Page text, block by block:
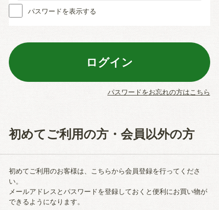
パスワードを表示する
パスワードをお忘れの方はこちら
初めてご利用の方・会員以外の方
初めてご利用のお客様は、こちらから会員登録を行ってくださ
い。
メールアドレスとパスワードを登録しておくと便利にお買い物が
できるようになります。